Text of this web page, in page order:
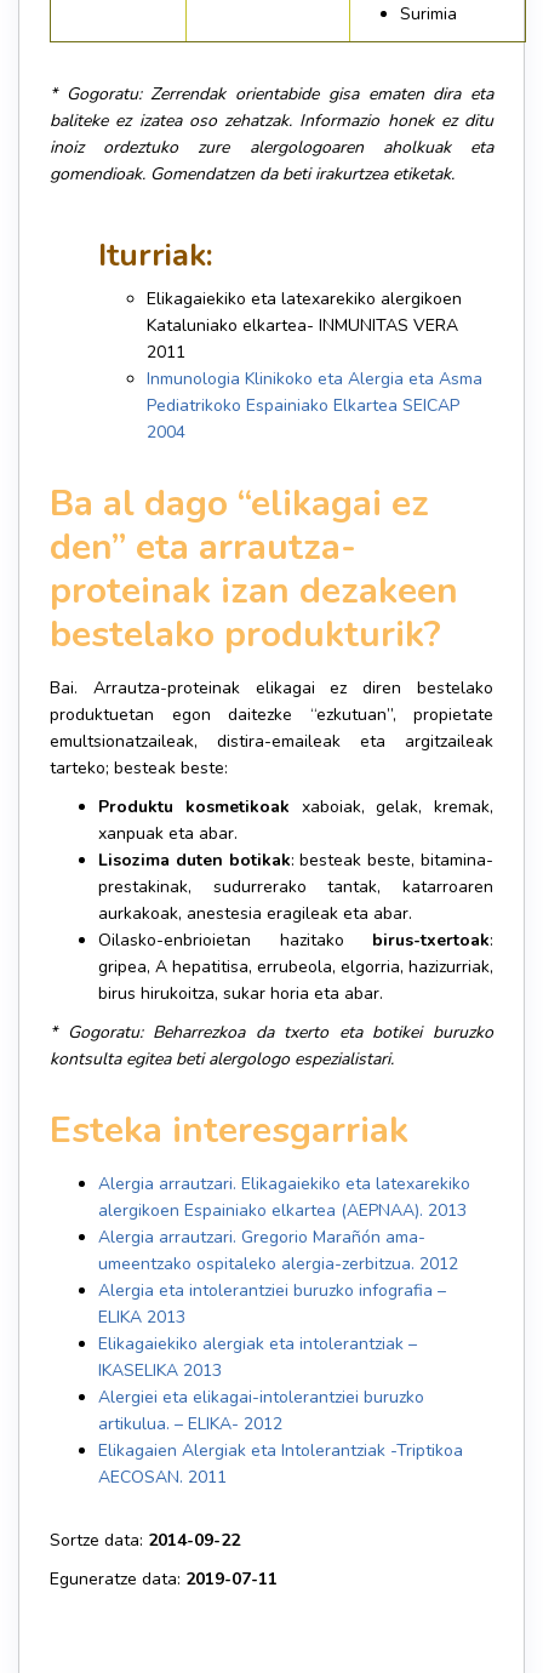
Surimia
* Gogoratu: Zerrendak orientabide gisa ematen dira eta
baliteke ez izatea oso zehatzak. Informazio honek ez ditu
inoiz ordeztuko zure alergologoaren aholkuak eta
gomendioak. Gomendatzen da beti irakurtzea etiketak.
Iturriak:
Elikagaiekiko eta latexarekiko alergikoen
Kataluniako elkartea- INMUNITAS VERA
2011
Inmunologia Klinikoko eta Alergia eta Asma
Pediatrikoko Espainiako Elkartea SEICAP
2004
Ba al dago “elikagai ez
den” eta arrautza-
proteinak izan dezakeen
bestelako produkturik?
Bai. Arrautza-proteinak elikagai ez diren bestelako
produktuetan egon daitezke “ezkutuan”, propietate
emultsionatzaileak, distira-emaileak eta argitzaileak
tarteko; besteak beste:
Produktu kosmetikoak xaboiak, gelak, kremak,
xanpuak eta abar.
Lisozima duten botikak: besteak beste, bitamina-
prestakinak, sudurrerako tantak, katarroaren
aurkakoak, anestesia eragileak eta abar.
Oilasko-enbrioietan hazitako birus-txertoak:
gripea, A hepatitisa, errubeola, elgorria, hazizurriak,
birus hirukoitza, sukar horia eta abar.
* Gogoratu: Beharrezkoa da txerto eta botikei buruzko
kontsulta egitea beti alergologo espezialistari.
Esteka interesgarriak
Alergia arrautzari. Elikagaiekiko eta latexarekiko
alergikoen Espainiako elkartea (AEPNAA). 2013
Alergia arrautzari. Gregorio Marañón ama-
umeentzako ospitaleko alergia-zerbitzua. 2012
Alergia eta intolerantziei buruzko infografia –
ELIKA 2013
Elikagaiekiko alergiak eta intolerantziak –
IKASELIKA 2013
Alergiei eta elikagai-intolerantziei buruzko
artikulua. – ELIKA- 2012
Elikagaien Alergiak eta Intolerantziak -Triptikoa
AECOSAN. 2011
Sortze data: 2014-09-22
Eguneratze data: 2019-07-11